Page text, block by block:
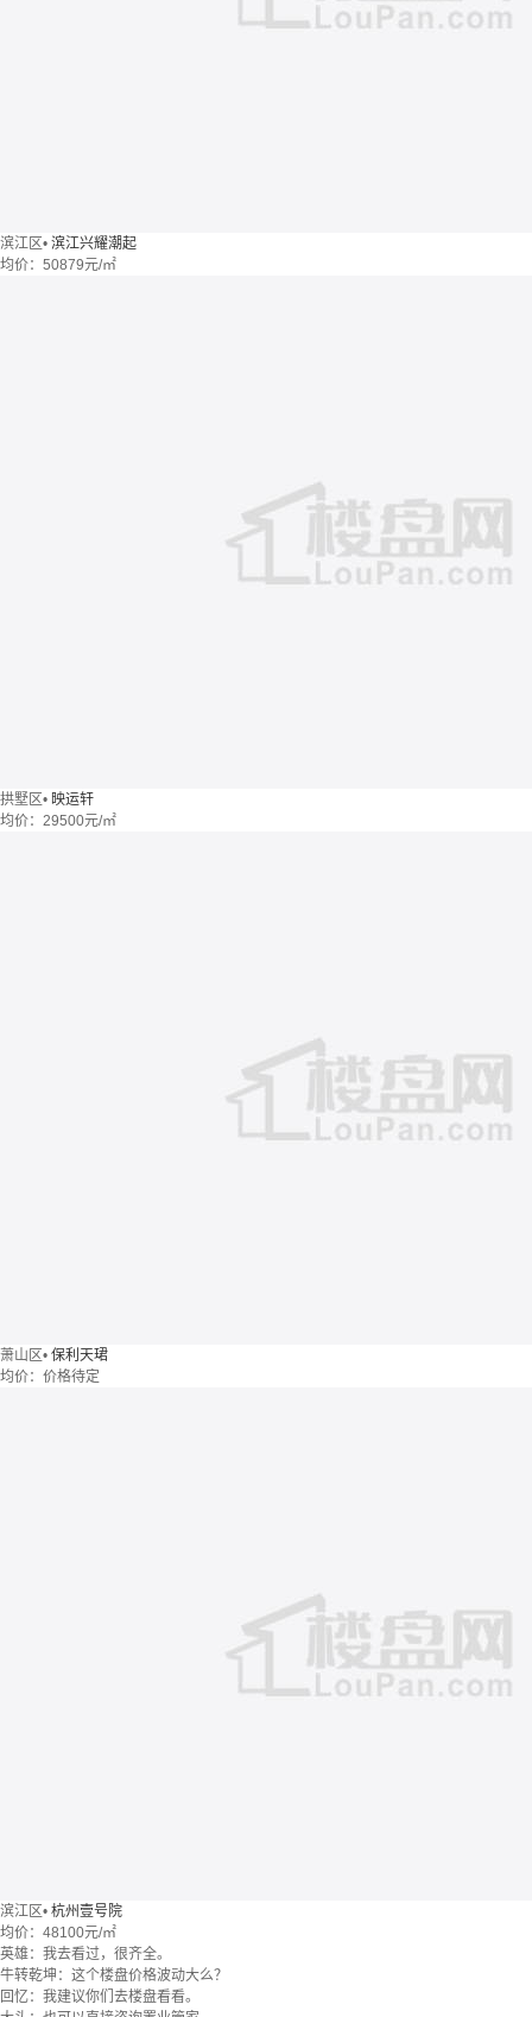
滨江区• 滨江兴耀潮起
均价： 50879元/㎡
拱墅区• 映运轩
均价： 29500元/㎡
萧山区• 保利天珺
均价： 价格待定
滨江区• 杭州壹号院
均价： 48100元/㎡
英雄：我去看过，很齐全。
牛转乾坤：这个楼盘价格波动大么？
回忆：我建议你们去楼盘看看。